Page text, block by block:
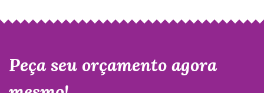
Peça seu orçamento agora